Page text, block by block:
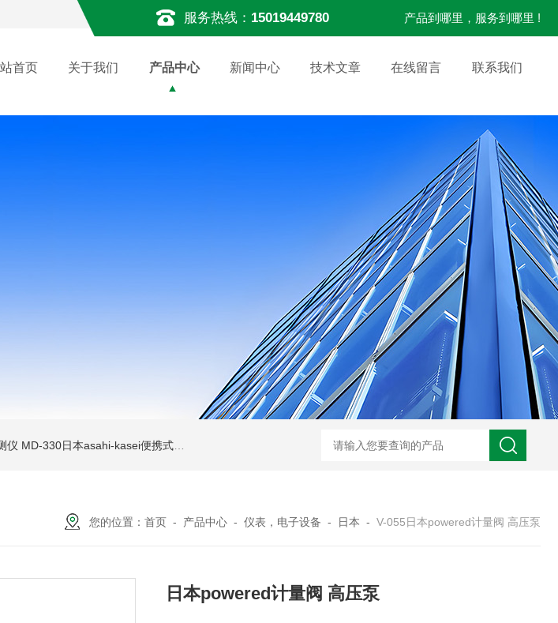
服务热线： 15019449780 产品到哪里，服务到哪里 !
首页 关于我们 产品中心 新闻中心 技术文章 在线留言 联系我们
仪 MD-330日本asahi-kasei便携式振动诊断装置 BL300Ft日本heidon外部输出搅拌器 搅拌器100日本heidon循环
您的位置： 首页 - 产品中心 - 仪表，电子设备 - 日本 - V-055日本powered计量阀 高压泵
日本powered计量阀 高压泵